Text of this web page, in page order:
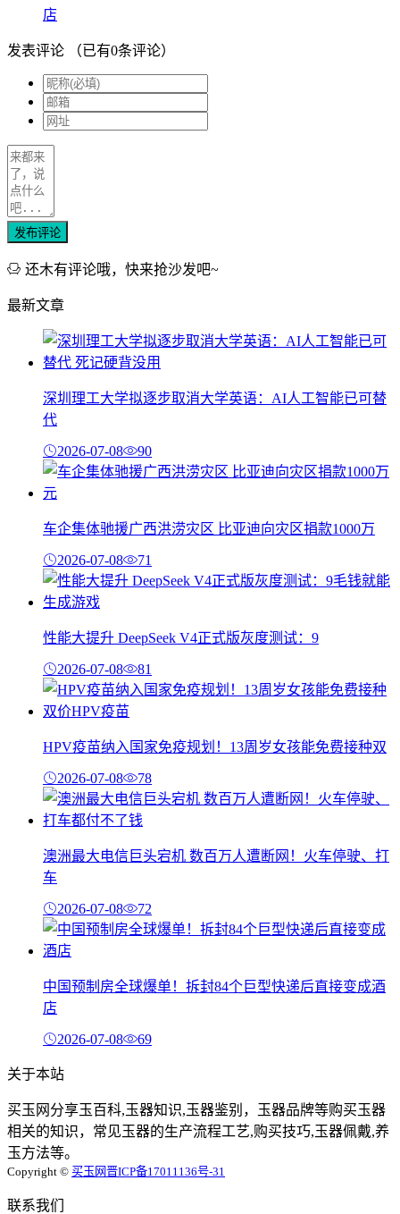
店
发表评论 （已有0条评论）
发布评论
还木有评论哦，快来抢沙发吧~
最新文章
深圳理工大学拟逐步取消大学英语：AI人工智能已可替
代
2026-07-08 90
车企集体驰援广西洪涝灾区 比亚迪向灾区捐款1000万
2026-07-08 71
性能大提升 DeepSeek V4正式版灰度测试：9
2026-07-08 81
HPV疫苗纳入国家免疫规划！13周岁女孩能免费接种双
2026-07-08 78
澳洲最大电信巨头宕机 数百万人遭断网！火车停驶、打
车
2026-07-08 72
中国预制房全球爆单！拆封84个巨型快递后直接变成酒
店
2026-07-08 69
关于本站
买玉网分享玉百科,玉器知识,玉器鉴别，玉器品牌等购买玉器
相关的知识，常见玉器的生产流程工艺,购买技巧,玉器佩戴,养
玉方法等。
Copyright © 买玉网晋ICP备17011136号-31
联系我们